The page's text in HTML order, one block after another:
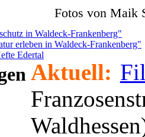
in Waldeck-Frankenberg"
erleben in Waldeck-Frankenberg"
Edertal
Fotos von Maik
Aktuell: